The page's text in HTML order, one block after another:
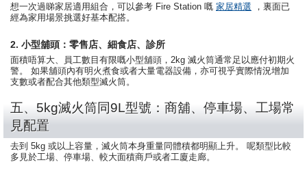
想一次過睇家居適用組合，可以參考 Fire Station 嘅 家居精選 ，裏面已
經為家用場景挑選好基本配搭。
2. 小型舖頭：零售店、細食店、診所
面積唔算大、員工數目有限嘅小型舖頭，2kg 滅火筒通常足以應付初期火
警。 如果舖頭內有明火煮食或者大量電器設備，亦可視乎實際情況增加
支數或者配合其他類型滅火筒。
五、5kg滅火筒同9L型號：商舖、停車場、工場常
見配置
去到 5kg 或以上容量，滅火筒本身重量同體積都明顯上升。 呢類型比較
多見於工場、停車場、較大面積商戶或者工廈走廊。